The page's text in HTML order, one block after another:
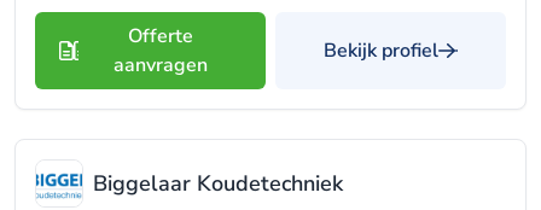
Offerte
aanvragen
Bekijk profiel
Biggelaar Koudetechniek